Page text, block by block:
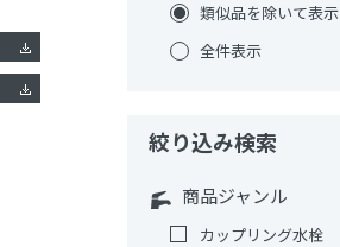
類似品を除いて表示
全件表示
絞り込み検索
商品ジャンル
カップリング水栓